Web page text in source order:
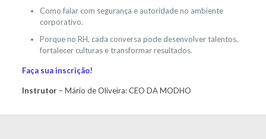
Como falar com segurança e autoridade no ambiente
corporativo.
Porque no RH, cada conversa pode desenvolver talentos,
fortalecer culturas e transformar resultados.
Faça sua inscrição!
Instrutor– Mário de Oliveira: CEO DA MODHO